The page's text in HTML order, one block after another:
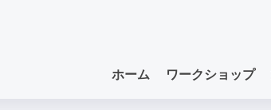
ホーム ワークショップ